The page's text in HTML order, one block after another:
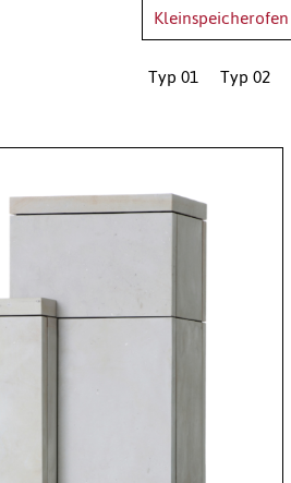
Kleinspeicherofen
Typ 01
Typ 02